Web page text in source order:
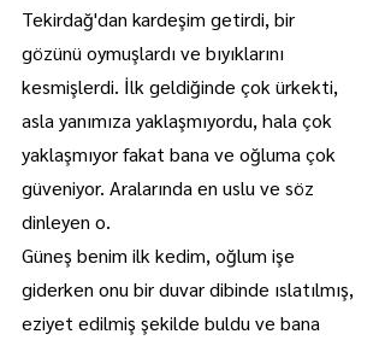
Tekirdağ'dan kardeşim getirdi, bir
gözünü oymuşlardı ve bıyıklarını
kesmişlerdi. İlk geldiğinde çok ürkekti,
asla yanımıza yaklaşmıyordu, hala çok
yaklaşmıyor fakat bana ve oğluma çok
güveniyor. Aralarında en uslu ve söz
dinleyen o.
Güneş benim ilk kedim, oğlum işe
giderken onu bir duvar dibinde ıslatılmış,
eziyet edilmiş şekilde buldu ve bana